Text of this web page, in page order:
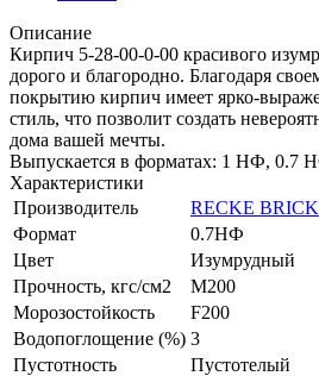
Описание
Кирпич 5-28-00-0-00 красивого
дорого и благородно. Благодаря
покрытию кирпич имеет ярко-
стиль, что позволит создать
дома вашей мечты.
Выпускается в форматах: 1 НФ, 0.7
Характеристики
Производитель
RECKE
Формат
0.7НФ
Цвет
Изумрудный
Прочность, кгс/см2
M200
Морозостойкость
F200
Водопоглощение (%) 3
Пустотность
Пустотелый